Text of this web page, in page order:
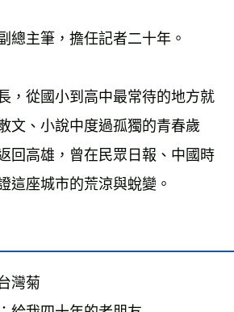
主筆，擔任記者二十年。
從國小到高中最常待的地方就
文、小說中度過孤獨的青春歲
回高雄，曾在民眾日報、中國時
這座城市的荒涼與蛻變。
灣菊